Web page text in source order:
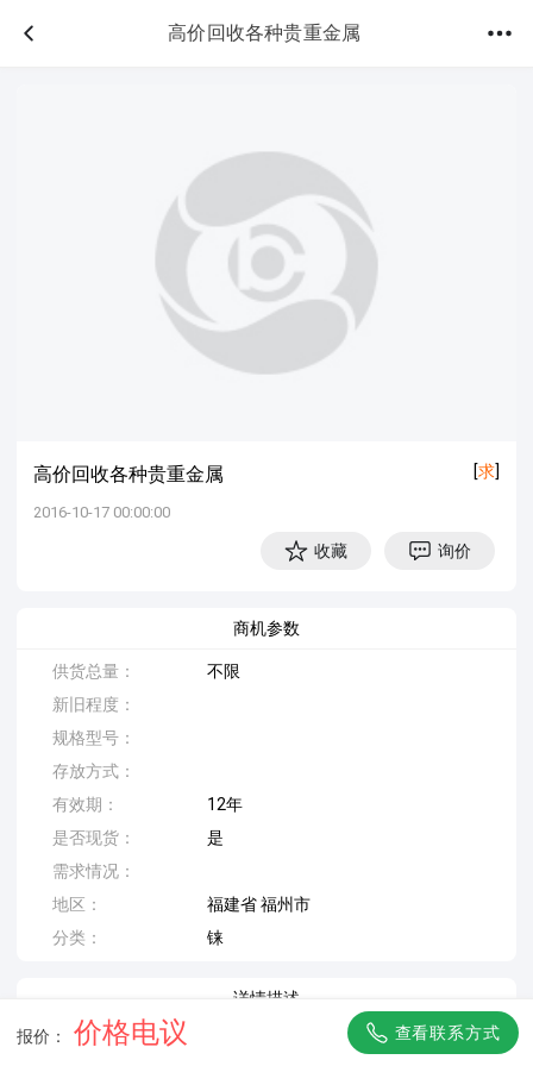
高价回收各种贵重金属
高价回收各种贵重金属 [求]
2016-10-17 00:00:00
收藏 询价
商机参数
供货总量：
不限
新旧程度：
规格型号：
存放方式：
有效期：
12年
是否现货：
是
需求情况：
地区：
福建省 福州市
分类：
铼
详情描述
福州旭日物资回收凝聚传统收废与再生物资、二手调剂人
报价： 价格电议 查看联系方式